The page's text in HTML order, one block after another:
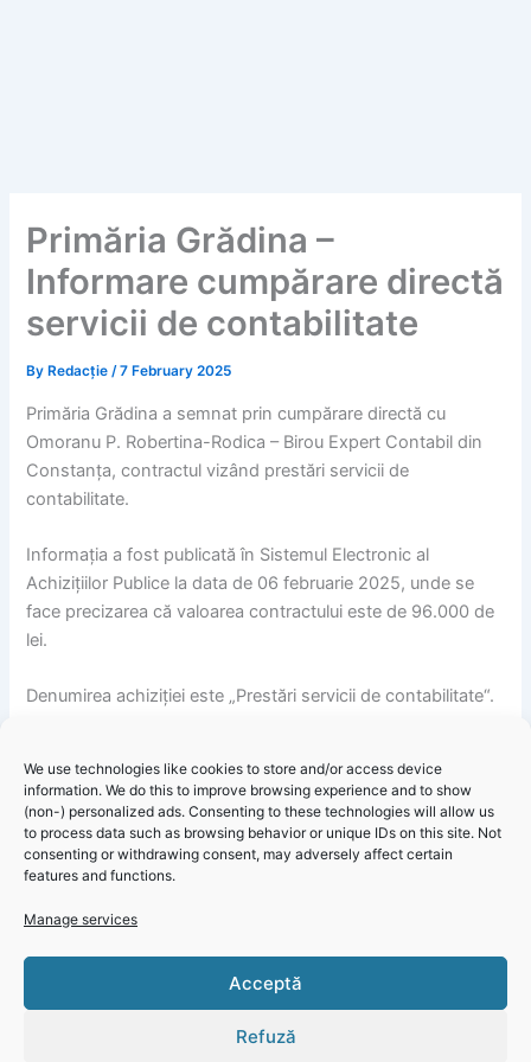
We use technologies like cookies to store and/or access device
information. We do this to improve browsing experience and to show
(non-) personalized ads. Consenting to these technologies will allow us
to process data such as browsing behavior or unique IDs on this site. Not
consenting or withdrawing consent, may adversely affect certain
features and functions.
Manage services
Acceptă
Refuză
Primăria Grădina –
Informare cumpărare directă
servicii de contabilitate
By Redacție/7 February 2025
Primăria Grădina a semnat prin cumpărare directă cu
Omoranu P. Robertina-Rodica – Birou Expert Contabil din
Constanța, contractul vizând prestări servicii de
contabilitate.
Informația a fost publicată în Sistemul Electronic al
Achizițiilor Publice la data de 06 februarie 2025, unde se
face precizarea că valoarea contractului este de 96.000 de
lei.
Denumirea achiziției este „Prestări servicii de contabilitate“.
Primăria Grădina – Informare cumpărare directă servicii de
Click 'I